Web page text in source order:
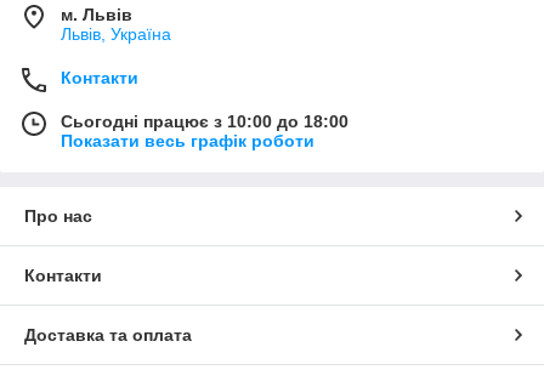
м. Львів
Львів, Україна
Контакти
Сьогодні працює з 10:00 до 18:00
Показати весь графік роботи
Про нас
Контакти
Доставка та оплата